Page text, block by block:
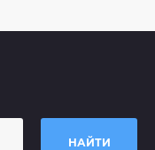
НАЙТИ